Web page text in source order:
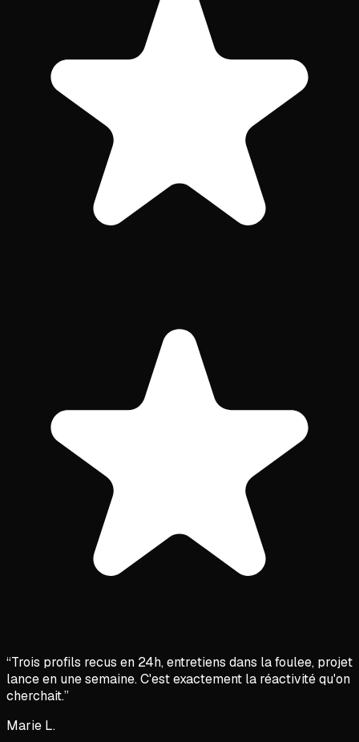
“Trois profils recus en 24h, entretiens dans la foulee, projet
lance en une semaine. C'est exactement la réactivité qu'on
cherchait.”
Marie L.